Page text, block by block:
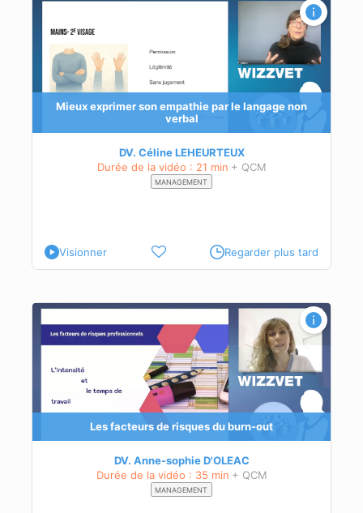
Mieux exprimer son empathie par le langage non
verbal
DV. Céline LEHEURTEUX
Durée de la vidéo : 21 min + QCM
MANAGEMENT
Visionner Regarder plus tard
Les facteurs de risques du burn-out
DV. Anne-sophie D'OLEAC
Durée de la vidéo : 35 min + QCM
MANAGEMENT